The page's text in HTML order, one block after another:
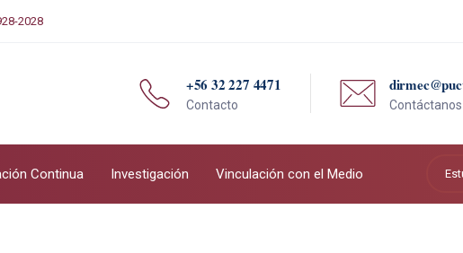
2028
+56 32 227 4471
Contacto Contáctanos
Continua Investigación Vinculación con el Medio